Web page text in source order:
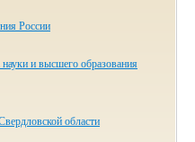
России
и высшего образования
области